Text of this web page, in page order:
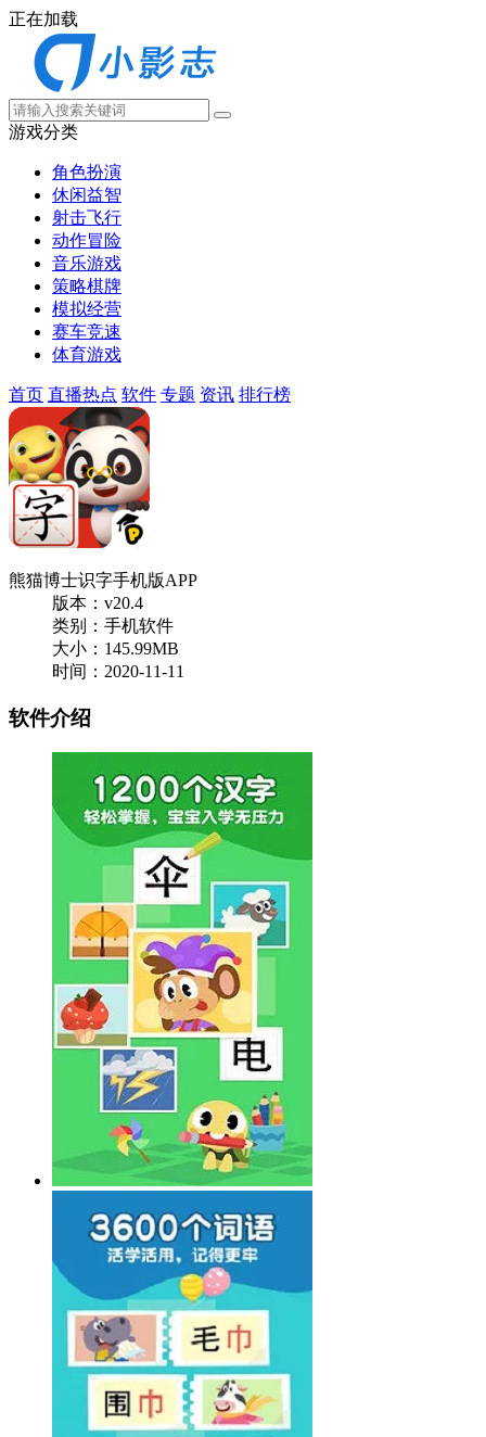
正在加载
游戏分类
角色扮演
休闲益智
射击飞行
动作冒险
音乐游戏
策略棋牌
模拟经营
赛车竞速
体育游戏
首页 直播热点 软件 专题 资讯 排行榜
熊猫博士识字手机版APP
版本：v20.4
类别：手机软件
大小：145.99MB
时间：2020-11-11
软件介绍